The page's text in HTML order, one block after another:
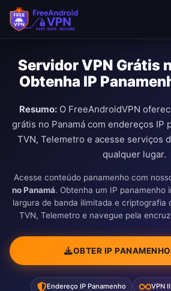
Pular para o conteúdo principal
Servidor VPN Grátis
Obtenha IP
Resumo:O FreeAndroidVPN
grátis no Panamá com endereços IP
TVN, Telemetro e acesse serviços
qualquer lugar.
Acesse conteúdo panamenho com
no Panamá. Obtenha um IP panamenho
largura de banda ilimitada e criptografia
TVN, Telemetro e navegue pela
OBTER IP
Endereço IP Panamenho VPN